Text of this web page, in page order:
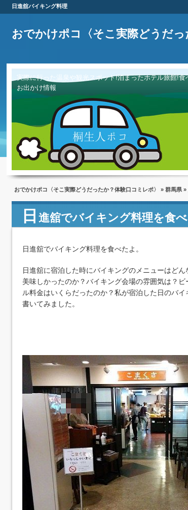
日進舘バイキング料理
おでかけポコ〈そこ実際どうだっ
実際に行った温泉や観光スポット!泊まったホテル旅館!
お出かけ情報
おでかけポコ〈そこ実際どうだったか？体験口コミレポ〉 » 群馬県»
日進舘でバイキング料理を食
日進舘でバイキング料理を食べたよ。
日進舘に宿泊した時にバイキングのメニューはどん
美味しかったのか？バイキング会場の雰囲気は？ビ
ル料金はいくらだったのか？私が宿泊した日のバ
書いてみました。